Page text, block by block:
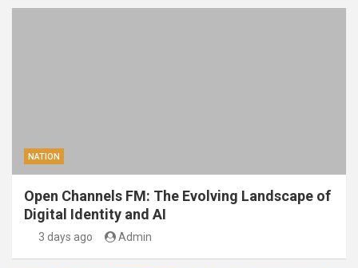
NATION
Open Channels FM: The Evolving Landscape of
Digital Identity and AI
3 days ago Admin